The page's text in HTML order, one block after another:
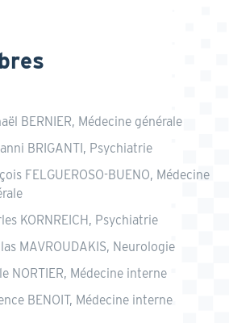
BERNIER, Médecine générale
BRIGANTI, Psychiatrie
FELGUEROSO-BUENO, Médecine
KORNREICH, Psychiatrie
MAVROUDAKIS, Neurologie
NORTIER, Médecine interne
BENOIT, Médecine interne